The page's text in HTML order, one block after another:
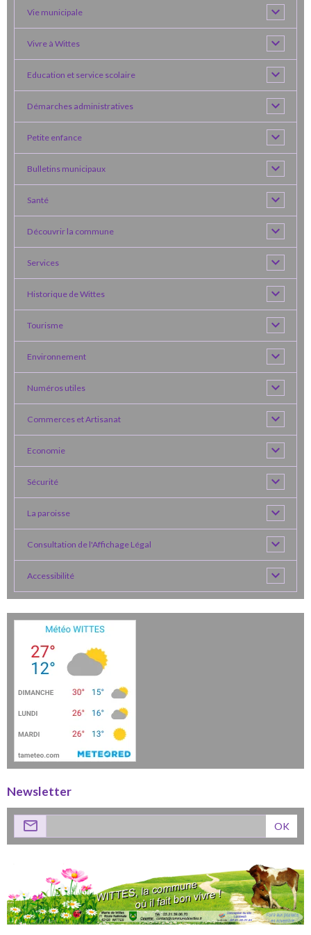
Vie municipale
Vivre à Wittes
Education et service scolaire
Démarches administratives
Petite enfance
Bulletins municipaux
Santé
Découvrir la commune
Services
Historique de Wittes
Tourisme
Environnement
Numéros utiles
Commerces et Artisanat
Economie
Sécurité
La paroisse
Consultation de l'Affichage Légal
Accessibilité
Newsletter
OK